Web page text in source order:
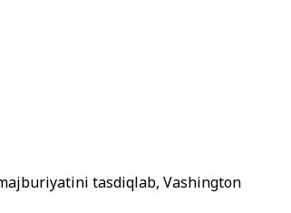
tasdiqlab, Vashington